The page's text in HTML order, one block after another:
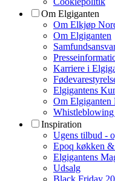
Om Elgiganten
Om Elkjøp
Om Elgiganten
Karriere i
Elgigantens
Om Elgiganten
Whistleblowing
Inspiration
Ugens tilbud -
Epoq køkken
Elgigantens
Udsalg
Black Friday